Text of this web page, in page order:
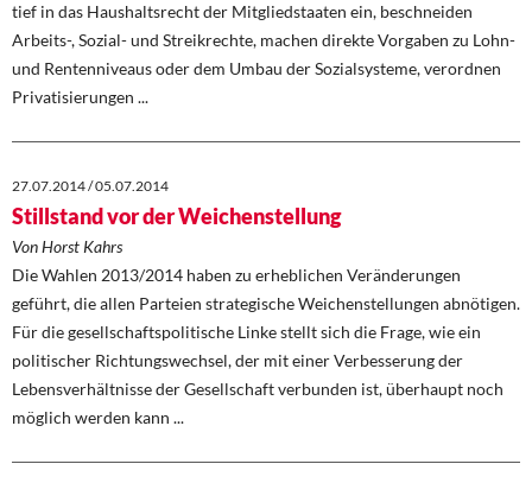
tief in das Haushaltsrecht der Mitgliedstaaten ein, beschneiden
Arbeits-, Sozial- und Streikrechte, machen direkte Vorgaben zu Lohn-
und Rentenniveaus oder dem Umbau der Sozialsysteme, verordnen
Privatisierungen ...
27.07.2014 / 05.07.2014
Stillstand vor der Weichenstellung
Von Horst Kahrs
Die Wahlen 2013/2014 haben zu erheblichen Veränderungen
geführt, die allen Parteien strategische Weichenstellungen abnötigen.
Für die gesellschaftspolitische Linke stellt sich die Frage, wie ein
politischer Richtungswechsel, der mit einer Verbesserung der
Lebensverhältnisse der Gesellschaft verbunden ist, überhaupt noch
möglich werden kann ...